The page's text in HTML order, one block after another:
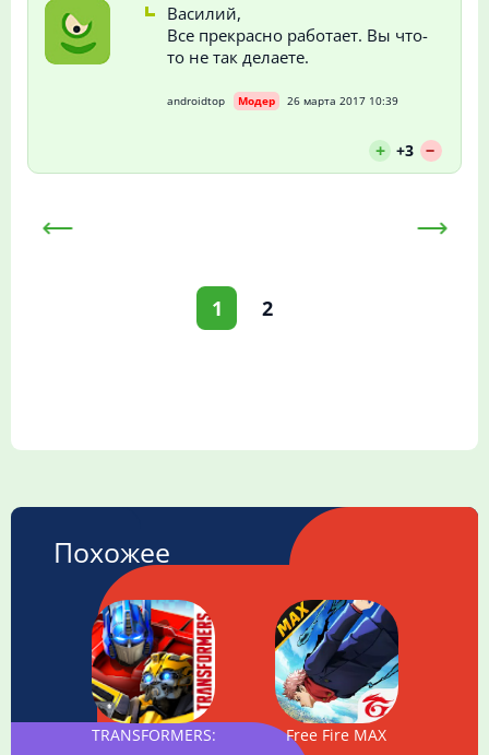
Василий,
Все прекрасно работает. Вы что-
то не так делаете.
androidtop Модер 26 марта 2017 10:39
+ +3 --
1 2
Похожее
TRANSFORMERS: Forged to FightFree Fire MAX